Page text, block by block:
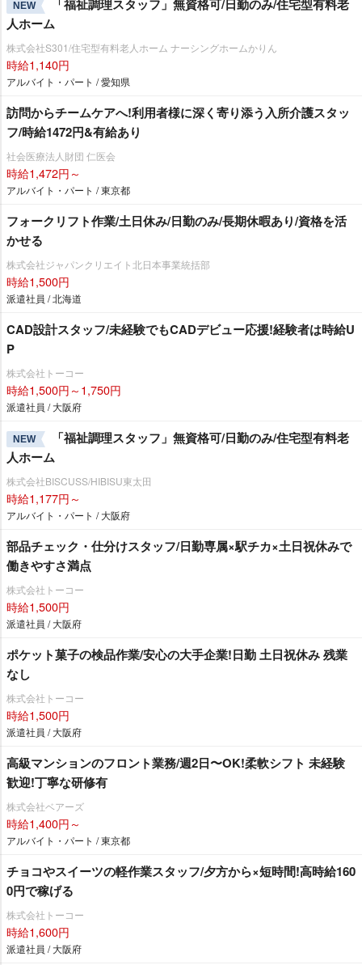
NEW
「福祉調理スタッフ」無資格可/日勤のみ/住宅型有料老
人ホーム
株式会社S301/住宅型有料老人ホーム ナーシングホームかりん
時給1,140円
アルバイト・パート / 愛知県
訪問からチームケアへ!利用者様に深く寄り添う入所介護スタッ
フ/時給1472円&有給あり
社会医療法人財団 仁医会
時給1,472円～
アルバイト・パート / 東京都
フォークリフト作業/土日休み/日勤のみ/長期休暇あり/資格を活
かせる
株式会社ジャパンクリエイト北日本事業統括部
時給1,500円
派遣社員 / 北海道
CAD設計スタッフ/未経験でもCADデビュー応援!経験者は時給U
P
株式会社トーコー
時給1,500円～1,750円
派遣社員 / 大阪府
NEW
「福祉調理スタッフ」無資格可/日勤のみ/住宅型有料老
人ホーム
株式会社BISCUSS/HIBISU東太田
時給1,177円～
アルバイト・パート / 大阪府
部品チェック・仕分けスタッフ/日勤専属×駅チカ×土日祝休みで
働きやすさ満点
株式会社トーコー
時給1,500円
派遣社員 / 大阪府
ポケット菓子の検品作業/安心の大手企業!日勤 土日祝休み 残業
なし
株式会社トーコー
時給1,500円
派遣社員 / 大阪府
⾼級マンションのフロント業務/週2⽇〜OK!柔軟シフト 未経験
歓迎!丁寧な研修有
株式会社ベアーズ
時給1,400円～
アルバイト・パート / 東京都
チョコやスイーツの軽作業スタッフ/夕方から×短時間!高時給160
0円で稼げる
株式会社トーコー
時給1,600円
派遣社員 / 大阪府